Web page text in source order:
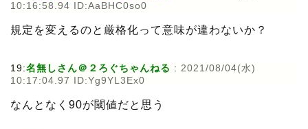
10:16:58.94 ID:AaBHC0so0
規定を変えるのと厳格化って意味が違わないか？
19:名無しさん＠２ろぐちゃんねる : 2021/08/04(水)
10:17:04.97 ID:Yg9YL3Ex0
なんとなく90が閾値だと思う